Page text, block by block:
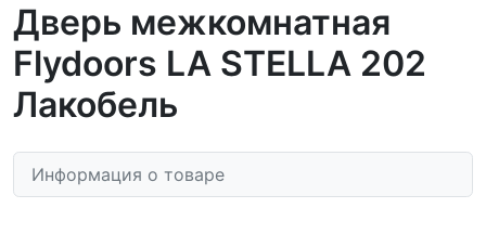
Дверь межкомнатная
Flydoors LA STELLA 202
Лакобель
Информация о товаре